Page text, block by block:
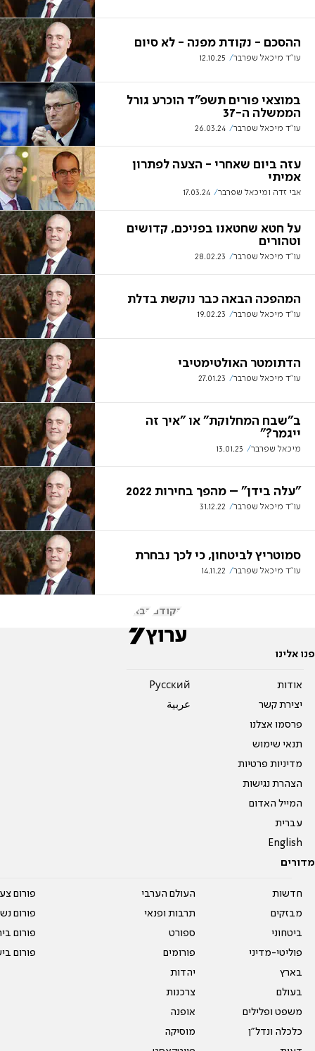
ההסכם - נקודת מפנה - לא סיום
עו"ד מיכאל שפרבר 12.10.25
במוצאי פורים תשפ"ד הוכרע גורל
הממשלה ה-37
עו"ד מיכאל שפרבר 26.03.24
עזה ביום שאחרי - הצעה לפתרון
אמיתי
אבי זדה ומיכאל שפרבר 17.03.24
על חטא שחטאנו בפניכם, קדושים
וטהורים
עו"ד מיכאל שפרבר 28.02.23
המהפכה הבאה כבר נוקשת בדלת
עו"ד מיכאל שפרבר 19.02.23
הדתומטר האולטימטיבי
עו"ד מיכאל שפרבר 27.01.23
ב"שבח המחלוקת" או "איך זה
ייגמר?"
מיכאל שפרבר 13.01.23
"עלה בידן" – מהפך בחירות 2022
עו"ד מיכאל שפרבר 31.12.22
סמוטריץ לביטחון, כי לכך נבחרת
עו"ד מיכאל שפרבר 14.11.22
הקודם הבא
פנו אלינו
אודות
יצירת קשר
פרסמו אצלנו
תנאי שימוש
מדיניות פרטיות
הצהרת נגישות
המייל האדום
עברית
English
Pусский
عربية
מדורים
חדשות
מבזקים
ביטחוני
פוליטי-מדיני
בארץ
בעולם
משפט ופלילים
כלכלה ונדל"ן
העולם הערבי
תרבות ופנאי
ספורט
פורומים
יהדות
צרכנות
אופנה
מוסיקה
פורום
פורום
פורום
פורום